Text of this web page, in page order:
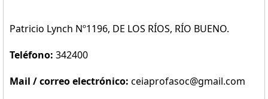
Patricio Lynch Nº1196, DE LOS RÍOS, RÍO BUENO.
Teléfono: 342400
Mail / correo electrónico: ceiaprofasoc@gmail.com